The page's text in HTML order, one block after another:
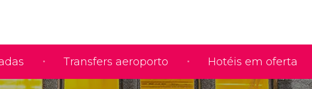
Transfers aeroporto Hotéis em oferta